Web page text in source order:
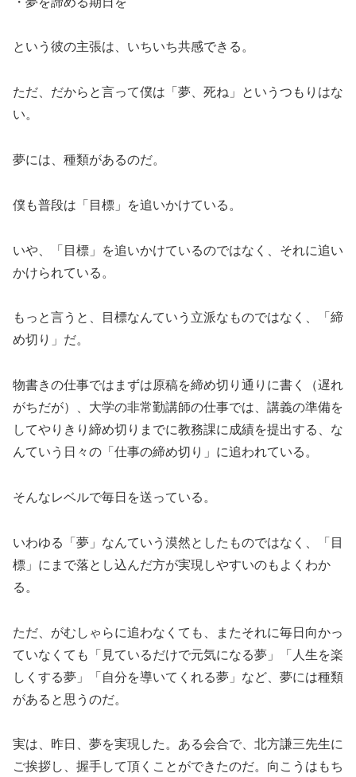
という彼の主張は、いちいち共感できる。
ただ、だからと言って僕は「夢、死ね」というつもりはな
い。
夢には、種類があるのだ。
僕も普段は「目標」を追いかけている。
いや、「目標」を追いかけているのではなく、それに追い
かけられている。
もっと言うと、目標なんていう立派なものではなく、「締
め切り」だ。
物書きの仕事ではまずは原稿を締め切り通りに書く（遅れ
がちだが）、大学の非常勤講師の仕事では、講義の準備を
してやりきり締め切りまでに教務課に成績を提出する、な
んていう日々の「仕事の締め切り」に追われている。
そんなレベルで毎日を送っている。
いわゆる「夢」なんていう漠然としたものではなく、「目
標」にまで落とし込んだ方が実現しやすいのもよくわか
る。
ただ、がむしゃらに追わなくても、またそれに毎日向かっ
ていなくても「見ているだけで元気になる夢」「人生を楽
しくする夢」「自分を導いてくれる夢」など、夢には種類
があると思うのだ。
実は、昨日、夢を実現した。ある会合で、北方謙三先生に
ご挨拶し、握手して頂くことができたのだ。向こうはもち